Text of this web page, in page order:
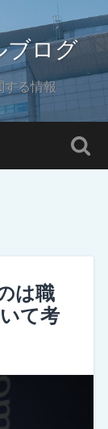
ログ
する情報
は職
て考